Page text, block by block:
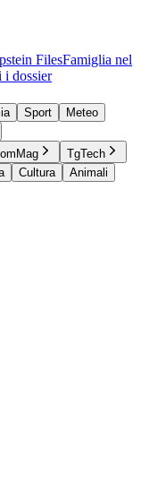
FilesFamiglia nel
i dossier
Sport
Meteo
TgTech
Cultura
Animali